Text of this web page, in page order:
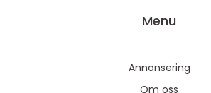
Menu
Annonsering
Om oss